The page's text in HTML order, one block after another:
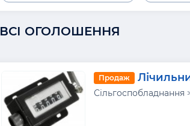
ВСІ ОГОЛОШЕННЯ
Продаж
Сільгоспобладнання